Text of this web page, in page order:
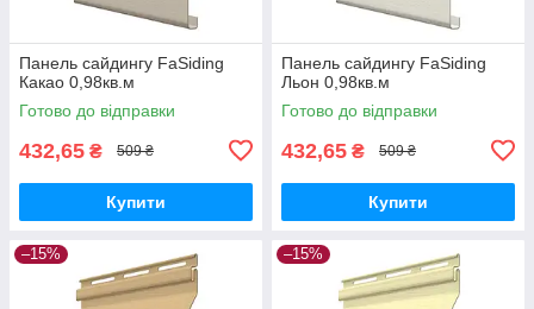
Панель сайдингу FaSiding
Какао 0,98кв.м
Готово до відправки
432,65 ₴ 509 ₴
Купити
Панель сайдингу FaSiding
Льон 0,98кв.м
Готово до відправки
432,65 ₴ 509 ₴
Купити
–15% –15%